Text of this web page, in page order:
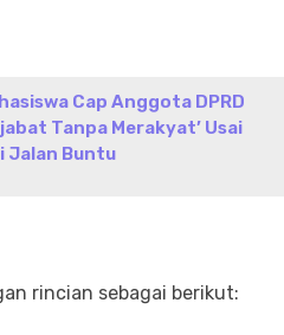
Cap Anggota DPRD
Tanpa Merakyat’ Usai
Jalan Buntu
rincian sebagai berikut: